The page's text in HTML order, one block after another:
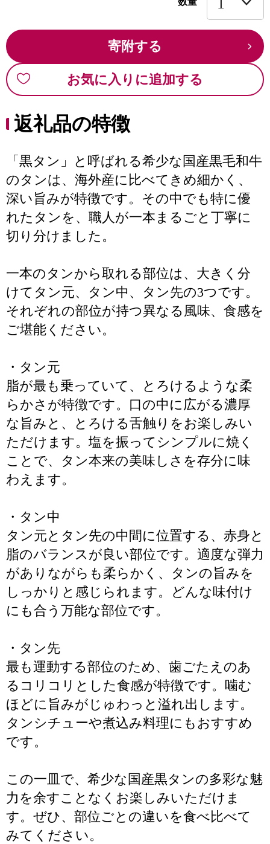
寄附する
お気に入りに追加する
返礼品の特徴
「黒タン」と呼ばれる希少な国産黒毛和牛
のタンは、海外産に比べてきめ細かく、
深い旨みが特徴です。その中でも特に優
れたタンを、職人が一本まるごと丁寧に
切り分けました。
一本のタンから取れる部位は、大きく分
けてタン元、タン中、タン先の3つです。
それぞれの部位が持つ異なる風味、食感を
ご堪能ください。
・タン元
脂が最も乗っていて、とろけるような柔
らかさが特徴です。口の中に広がる濃厚
な旨みと、とろける舌触りをお楽しみい
ただけます。塩を振ってシンプルに焼く
ことで、タン本来の美味しさを存分に味
わえます。
・タン中
タン元とタン先の中間に位置する、赤身と
脂のバランスが良い部位です。適度な弾力
がありながらも柔らかく、タンの旨みを
しっかりと感じられます。どんな味付け
にも合う万能な部位です。
・タン先
最も運動する部位のため、歯ごたえのあ
るコリコリとした食感が特徴です。噛む
ほどに旨みがじゅわっと溢れ出します。
タンシチューや煮込み料理にもおすすめ
です。
この一皿で、希少な国産黒タンの多彩な魅
力を余すことなくお楽しみいただけま
す。ぜひ、部位ごとの違いを食べ比べて
みてください。